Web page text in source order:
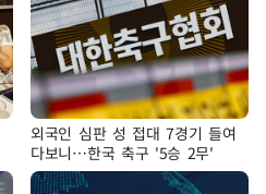
외국인 심판 성 접대 7경기 들여
다보니…한국 축구 '5승 2무'